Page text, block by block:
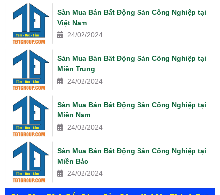
Sàn Mua Bán Bất Động Sản Công Nghiệp tại
Việt Nam
24/02/2024
Sàn Mua Bán Bất Động Sản Công Nghiệp tại
Miền Trung
24/02/2024
Sàn Mua Bán Bất Động Sản Công Nghiệp tại
Miền Nam
24/02/2024
Sàn Mua Bán Bất Động Sản Công Nghiệp tại
Miền Bắc
24/02/2024